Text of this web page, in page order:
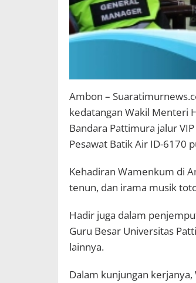
Ambon –
kedatangan Wakil Menteri
Bandara Pattimura jalur
Pesawat Batik Air ID-6170
Kehadiran Wamenkum di
tenun, dan irama musik
Hadir juga dalam
Guru Besar Universitas
lainnya.
Dalam kunjungan